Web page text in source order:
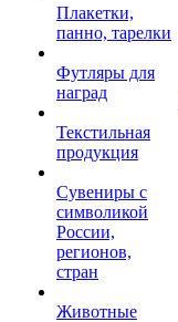
Плакетки,
панно, тарелки
Футляры для
наград
Текстильная
продукция
Сувениры с
символикой
России,
регионов,
стран
Животные